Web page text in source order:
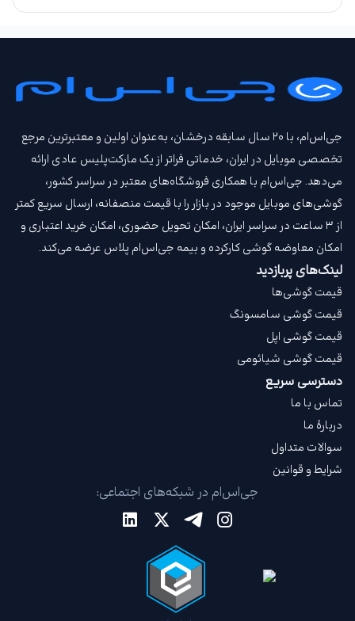
جی‌اس‌ام، با ۲۰ سال سابقه درخشان، به‌عنوان اولین و معتبرترین مرجع
تخصصی موبایل در ایران، خدماتی فراتر از یک مارکت‌پلیس عادی ارائه
می‌دهد. جی‌اس‌ام با همکاری فروشگاه‌های معتبر در سراسر کشور،
گوشی‌های موبایل موجود در بازار را با قیمت‌ منصفانه، ارسال سریع کمتر
از ۳ ساعت در سراسر ایران، امکان تحویل حضوری، امکان خرید اعتباری و
امکان معاوضه گوشی کارکرده و بیمه جی‌اس‌ام‌ پلاس عرضه می‌کند.
لینک‌های پربازدید
قیمت گوشی‌ها
قیمت گوشی سامسونگ
قیمت گوشی اپل
قیمت گوشی شیائومی
دسترسی سریع
تماس با ما
دربارهٔ ما
سوالات متداول
شرایط و قوانین
جی‌اس‌ام در شبکه‌های اجتماعی: